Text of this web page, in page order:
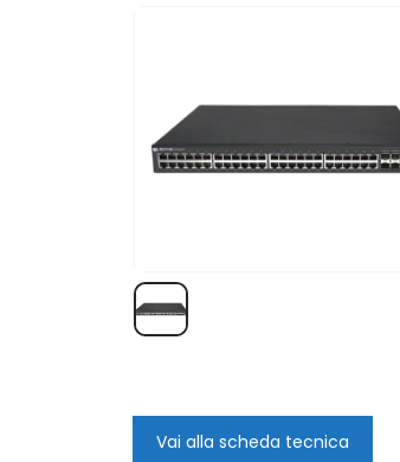
Vai alla scheda tecnica